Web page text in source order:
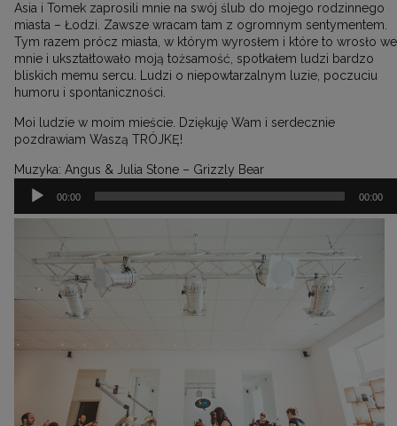
Asia i Tomek zaprosili mnie na swój ślub do mojego rodzinnego
miasta – Łodzi. Zawsze wracam tam z ogromnym sentymentem.
Tym razem prócz miasta, w którym wyrosłem i które to wrosło we
mnie i ukształtowało moją tożsamość, spotkałem ludzi bardzo
bliskich memu sercu. Ludzi o niepowtarzalnym luzie, poczuciu
humoru i spontaniczności.
Moi ludzie w moim mieście. Dziękuję Wam i serdecznie
pozdrawiam Waszą TRÓJKĘ!
Muzyka: Angus & Julia Stone – Grizzly Bear
Odtwarzacz
plików
dźwiękowych
00:00 00:00
POZNAJMY SIĘ
WASZ ŚLUB
0048 728-816-668
©2024 Wojciech Krysiak